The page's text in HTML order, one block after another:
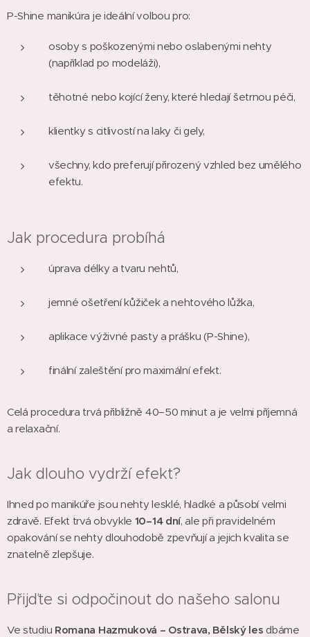
P-Shine manikúra je ideální volbou pro:
osoby s poškozenými nebo oslabenými nehty
(například po modeláži),
těhotné nebo kojící ženy, které hledají šetrnou péči,
klientky s citlivostí na laky či gely,
všechny, kdo preferují přirozený vzhled bez umělého
efektu.
Jak procedura probíhá
úprava délky a tvaru nehtů,
jemné ošetření kůžiček a nehtového lůžka,
aplikace výživné pasty a prášku (P-Shine),
finální zaleštění pro maximální efekt.
Celá procedura trvá přibližně 40–50 minut a je velmi příjemná
a relaxační.
Jak dlouho vydrží efekt?
Ihned po manikúře jsou nehty lesklé, hladké a působí velmi
zdravě. Efekt trvá obvykle 10–14 dní, ale při pravidelném
opakování se nehty dlouhodobě zpevňují a jejich kvalita se
znatelně zlepšuje.
Přijďte si odpočinout do našeho salonu
Ve studiu Romana Hazmuková – Ostrava, Bělský les dbáme